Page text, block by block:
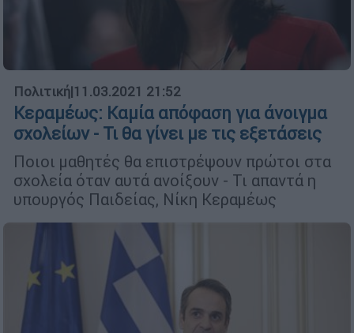
Πολιτική|11.03.2021 21:52
Κεραμέως: Καμία απόφαση για άνοιγμα
σχολείων - Τι θα γίνει με τις εξετάσεις
Ποιοι μαθητές θα επιστρέψουν πρώτοι στα
σχολεία όταν αυτά ανοίξουν - Τι απαντά η
υπουργός Παιδείας, Νίκη Κεραμέως